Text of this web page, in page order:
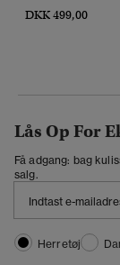
DKK 499,00
Lås Op For
Få adgang: bag
salg.
Herretøj